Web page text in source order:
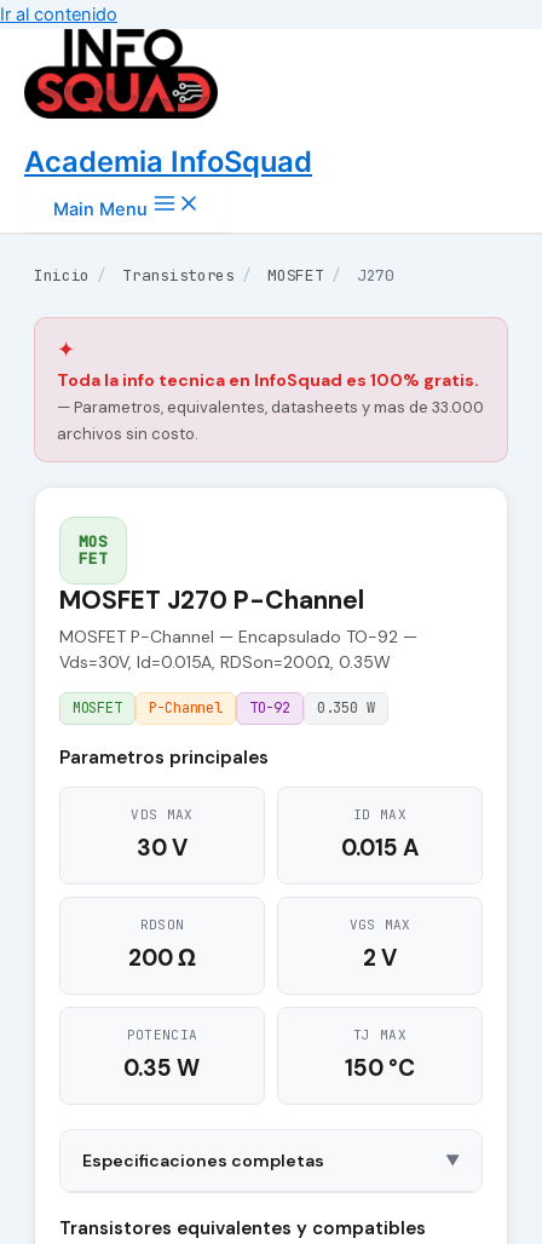
Ir al contenido
Academia InfoSquad
Main Menu
Inicio / Transistores / MOSFET / J270
✦
Toda la info tecnica en InfoSquad es 100% gratis.
— Parametros, equivalentes, datasheets y mas de 33.000
archivos sin costo.
MOS
FET
MOSFET J270 P-Channel
MOSFET P-Channel — Encapsulado TO-92 —
Vds=30V, Id=0.015A, RDSon=200Ω, 0.35W
MOSFET P-Channel TO-92 0.350 W
Parametros principales
VDS MAX
30 V
ID MAX
0.015 A
RDSON
200 Ω
VGS MAX
2 V
POTENCIA
0.35 W
TJ MAX
150 °C
Especificaciones completas ▼
Transistores equivalentes y compatibles